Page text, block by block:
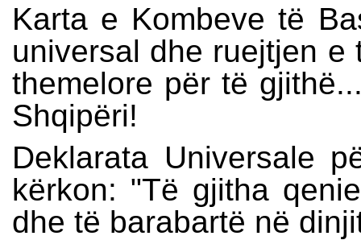
Karta e Kombeve të
universal dhe ruejtjen
themelore për të
Shqipëri!
Deklarata Universale
kërkon: "Të gjitha
dhe të barabartë në